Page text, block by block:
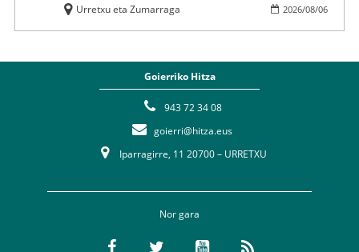
2026/08/06
Urretxu eta Zumarraga
Goierriko Hitza
943 72 34 08
goierri@hitza.eus
Iparragirre, 11 20700 – URRETXU
Nor gara